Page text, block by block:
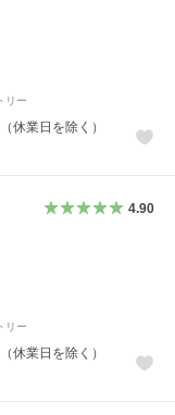
リー
休業日を除く）
4.90
リー
休業日を除く）